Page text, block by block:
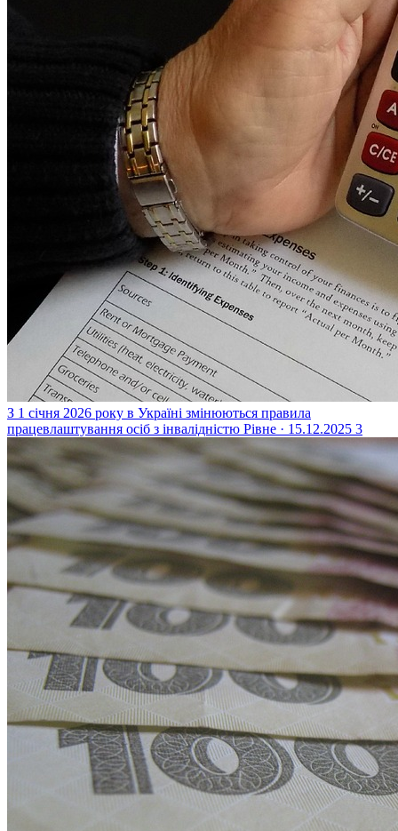
З 1 січня 2026 року в Україні змінюються правила
працевлаштування осіб з інвалідністю Рівне · 15.12.2025 3